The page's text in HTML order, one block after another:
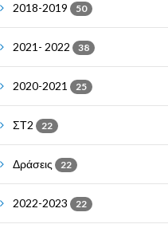
2018-2019 50
2021- 2022 38
2020-2021 25
ΣΤ2 22
Δράσεις 22
2022-2023 22